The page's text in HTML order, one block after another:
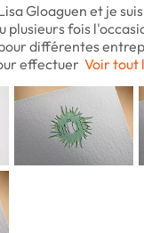
Gloaguen et je
plusieurs fois
différentes
effectuer Voir tout